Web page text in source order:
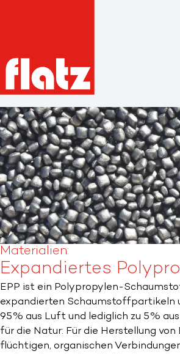
Materialien:
Expandiertes
EPP ist ein Polypropylen-
expandierten Schaumstoffpartikeln
95% aus Luft und lediglich zu 5%
für die Natur: Für die Herstellung von
flüchtigen, organischen